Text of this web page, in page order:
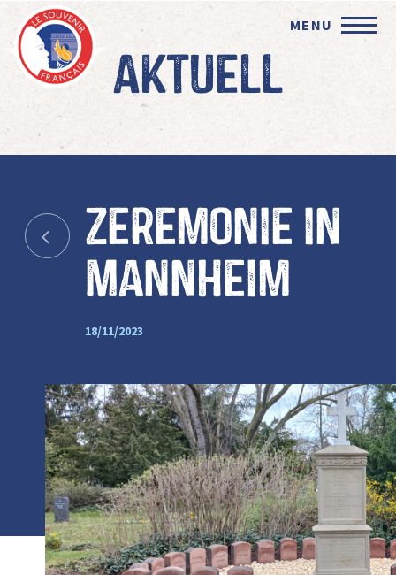
MENU
Aktuell
Zeremonie in
Mannheim
18/11/2023